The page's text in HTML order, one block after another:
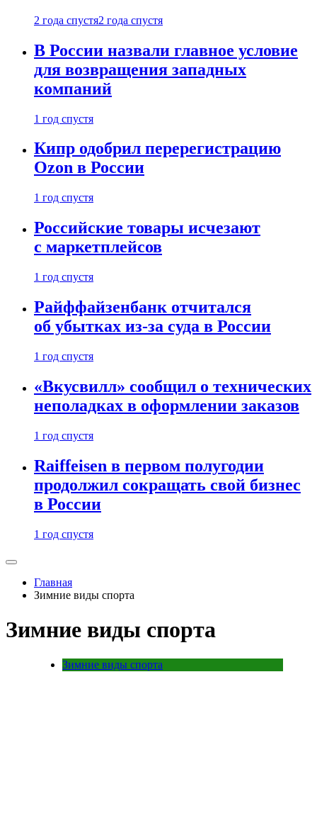
2 года спустя2 года спустя
В России назвали главное условие
для возвращения западных
компаний
1 год спустя
Кипр одобрил перерегистрацию
Ozon в России
1 год спустя
Российские товары исчезают
с маркетплейсов
1 год спустя
Райффайзенбанк отчитался
об убытках из-за суда в России
1 год спустя
«Вкусвилл» сообщил о технических
неполадках в оформлении заказов
1 год спустя
Raiffeisen в первом полугодии
продолжил сокращать свой бизнес
в России
1 год спустя
Главная
Зимние виды спорта
Зимние виды спорта
Зимние виды спорта